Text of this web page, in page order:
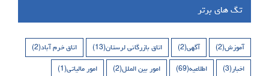
تگ های برتر
آموزش(2) آگهی(2) اتاق بازرگانی لرستان(13) اتاق خرم آباد(2)
اخبار(3) اطلاعیه(69) امور بین الملل(2) امور مالیاتی(1)